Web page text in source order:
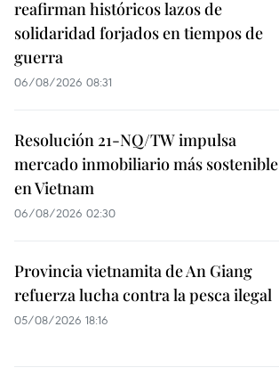
reafirman históricos lazos de
solidaridad forjados en tiempos de
guerra
06/08/2026 08:31
Resolución 21-NQ/TW impulsa
mercado inmobiliario más sostenible
en Vietnam
06/08/2026 02:30
Provincia vietnamita de An Giang
refuerza lucha contra la pesca ilegal
05/08/2026 18:16